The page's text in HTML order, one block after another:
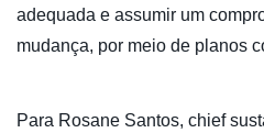
adequada e assumir um
mudança, por meio de planos
Para Rosane Santos, chief